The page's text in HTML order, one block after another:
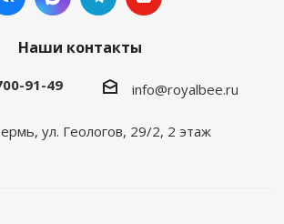
Наши контакты
91-49 info@royalbee.ru
ул. Геологов, 29/2, 2 этаж